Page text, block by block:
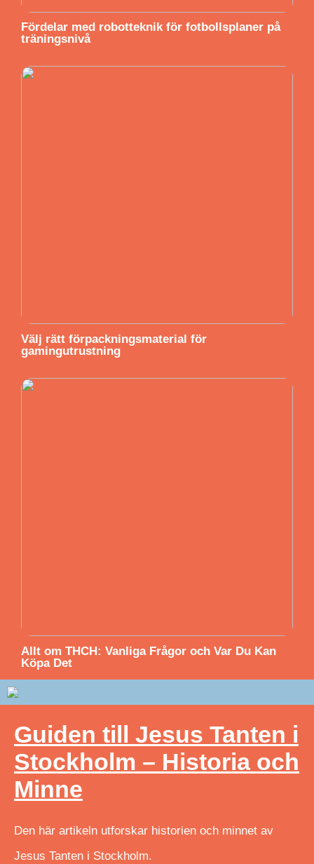
Fördelar med robotteknik för fotbollsplaner på
träningsnivå
Välj rätt förpackningsmaterial för
gamingutrustning
Allt om THCH: Vanliga Frågor och Var Du Kan
Köpa Det
Guiden till Jesus Tanten i
Stockholm – Historia och
Minne
Den här artikeln utforskar historien och minnet av
Jesus Tanten i Stockholm.